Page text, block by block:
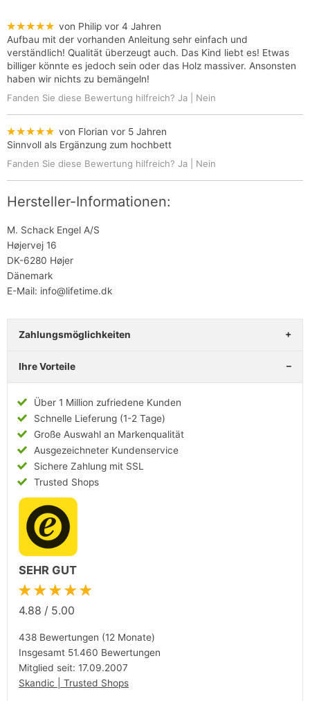
★★★★★ von Philip vor 4 Jahren
Aufbau mit der vorhanden Anleitung sehr einfach und
verständlich! Qualität überzeugt auch. Das Kind liebt es! Etwas
billiger könnte es jedoch sein oder das Holz massiver. Ansonsten
haben wir nichts zu bemängeln!
Fanden Sie diese Bewertung hilfreich? Ja Nein
★★★★★ von Florian vor 5 Jahren
Sinnvoll als Ergänzung zum hochbett
Fanden Sie diese Bewertung hilfreich? Ja Nein
Hersteller-Informationen:
M. Schack Engel A/S
Højervej 16
DK-6280 Højer
Dänemark
E-Mail: info@lifetime.dk
Zahlungsmöglichkeiten
Ihre Vorteile
Über 1 Million zufriedene Kunden
Schnelle Lieferung (1-2 Tage)
Große Auswahl an Markenqualität
Ausgezeichneter Kundenservice
Sichere Zahlung mit SSL
Trusted Shops
SEHR GUT
★★★★★
4.88 / 5.00
438 Bewertungen (12 Monate)
Insgesamt 51.460 Bewertungen
Mitglied seit: 17.09.2007
Skandic | Trusted Shops